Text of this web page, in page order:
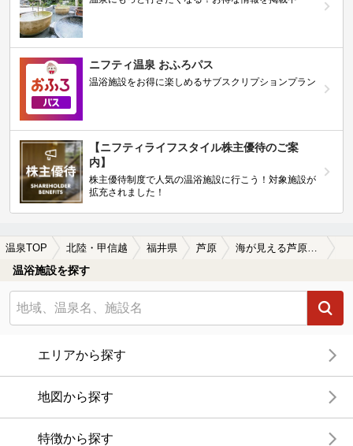
ニフティ温泉 おふろパス
温浴施設をお得に楽しめるサブスクリプションプラン
【ニフティライフスタイル株主優待のご案
内】
株主優待制度で人気の温浴施設に行こう！対象施設が
拡充されました！
温泉TOP 北陸・甲信越 福井県 芦原
温浴施設を探す
エリアから探す
地図から探す
特徴から探す